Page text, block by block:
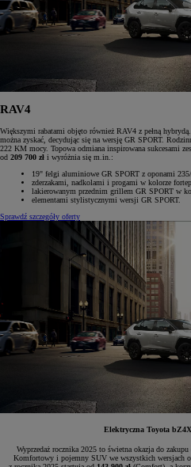
RAV4
Większymi rabatami objęto również RAV4 z pełną
można zyskać, decydując się na wersję GR SPORT.
222 KM mocy. Topowa odmiana inspirowana sukcesami
od 209 700 zł i wyróżnia się m.in.:
19" felgi aluminiowe GR SPORT z oponami
zderzakami, nadkolami i progami w kolorze
lakierowanym przednim grillem GR SPORT w
elementami stylistycznymi wersji GR SPORT.
Sprawdź szczegóły oferty
Elektryczna Toyota
Wyprzedaż rocznika 2025 to świetna okazja do
Komfortowy i pojemny SUV we wszystkich wersjach